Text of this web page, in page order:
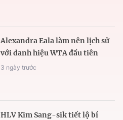
Alexandra Eala làm nên lịch sử
với danh hiệu WTA đầu tiên
3 ngày trước
HLV Kim Sang-sik tiết lộ bí